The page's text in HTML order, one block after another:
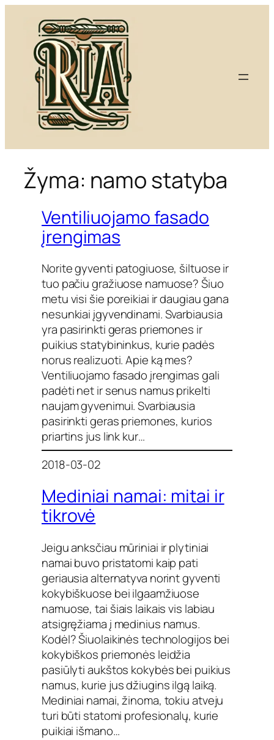
turinio
Žyma: namo statyba
Ventiliuojamo fasado
įrengimas
Norite gyventi patogiuose, šiltuose ir
tuo pačiu gražiuose namuose? Šiuo
metu visi šie poreikiai ir daugiau gana
nesunkiai įgyvendinami. Svarbiausia
yra pasirinkti geras priemones ir
puikius statybininkus, kurie padės
norus realizuoti. Apie ką mes?
Ventiliuojamo fasado įrengimas gali
padėti net ir senus namus prikelti
naujam gyvenimui. Svarbiausia
pasirinkti geras priemones, kurios
priartins jus link kur…
2018-03-02
Mediniai namai: mitai ir
tikrovė
Jeigu anksčiau mūriniai ir plytiniai
namai buvo pristatomi kaip pati
geriausia alternatyva norint gyventi
kokybiškuose bei ilgaamžiuose
namuose, tai šiais laikais vis labiau
atsigręžiama į medinius namus.
Kodėl? Šiuolaikinės technologijos bei
kokybiškos priemonės leidžia
pasiūlyti aukštos kokybės bei puikius
namus, kurie jus džiugins ilgą laiką.
Mediniai namai, žinoma, tokiu atveju
turi būti statomi profesionalų, kurie
puikiai išmano…